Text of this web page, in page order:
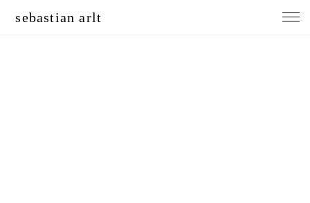
sebastian arlt